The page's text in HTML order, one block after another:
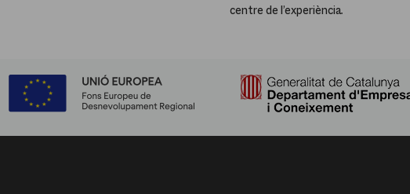
centre de l’experiència.